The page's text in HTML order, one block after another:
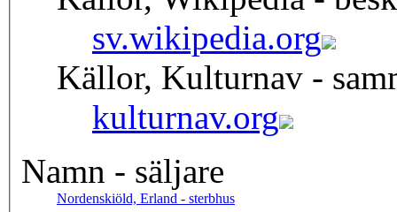
sv.wikipedia.org
Källor, Kulturnav -
kulturnav.org
Namn - säljare
Nordenskiöld, Erland - sterbhus